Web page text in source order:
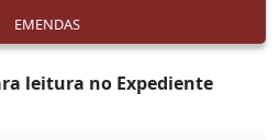
EMENDAS
leitura no Expediente